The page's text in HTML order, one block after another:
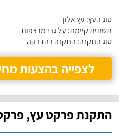
סוג העץ: עץ אלון
תשתית קיימת: על גבי מרצפות
סוג התקנה: התקנה בהדבקה
לצפייה בהצעות
התקנת פרקט עץ,